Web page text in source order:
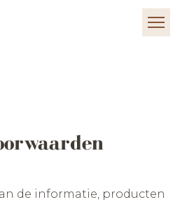
de informatie, producten